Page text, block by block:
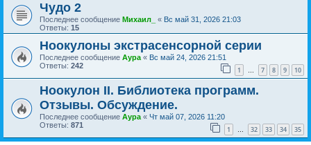
Чудо 2
Последнее сообщение Михаил_ « Вс май 31, 2026 21:03
Ответы: 15
Ноокулоны экстрасенсорной серии
Последнее сообщение Аура « Вс май 24, 2026 21:51
Ответы: 242 1 … 7 8 9 10
Ноокулон II. Библиотека программ.
Отзывы. Обсуждение.
Последнее сообщение Аура « Чт май 07, 2026 11:20
Ответы: 871 1 32 33 34 35